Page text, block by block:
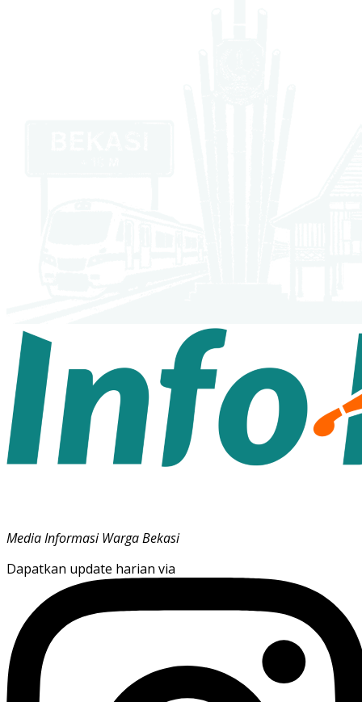
Media Informasi Warga Bekasi
Dapatkan update harian via